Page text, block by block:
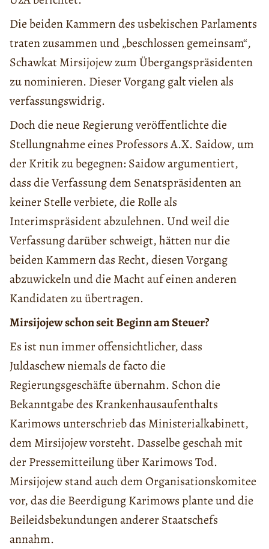
Die beiden Kammern des usbekischen Parlaments
traten zusammen und „beschlossen gemeinsam“,
Schawkat Mirsijojew zum Übergangspräsidenten
zu nominieren. Dieser Vorgang galt vielen als
verfassungswidrig.
Doch die neue Regierung veröffentlichte die
Stellungnahme eines Professors A.X. Saidow, um
der Kritik zu begegnen: Saidow argumentiert,
dass die Verfassung dem Senatspräsidenten an
keiner Stelle verbiete, die Rolle als
Interimspräsident abzulehnen. Und weil die
Verfassung darüber schweigt, hätten nur die
beiden Kammern das Recht, diesen Vorgang
abzuwickeln und die Macht auf einen anderen
Kandidaten zu übertragen.
Mirsijojew schon seit Beginn am Steuer?
Es ist nun immer offensichtlicher, dass
Juldaschew niemals de facto die
Regierungsgeschäfte übernahm. Schon die
Bekanntgabe des Krankenhausaufenthalts
Karimows unterschrieb das Ministerialkabinett,
dem Mirsijojew vorsteht. Dasselbe geschah mit
der Pressemitteilung über Karimows Tod.
Mirsijojew stand auch dem Organisationskomitee
vor, das die Beerdigung Karimows plante und die
Beileidsbekundungen anderer Staatschefs
annahm.